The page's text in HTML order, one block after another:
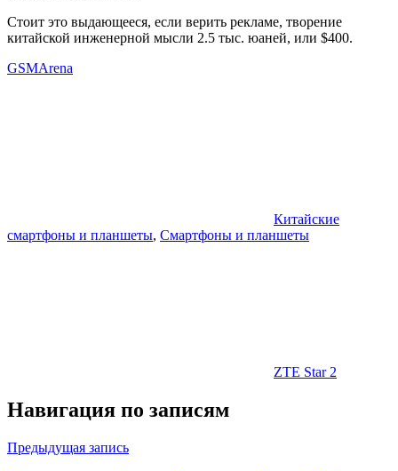
Стоит это выдающееся, если верить рекламе, творение
китайской инженерной мысли 2.5 тыс. юаней, или $400.
GSMArena
Китайские
смартфоны и планшеты, Смартфоны и планшеты
ZTE Star 2
Навигация по записям
Предыдущая запись